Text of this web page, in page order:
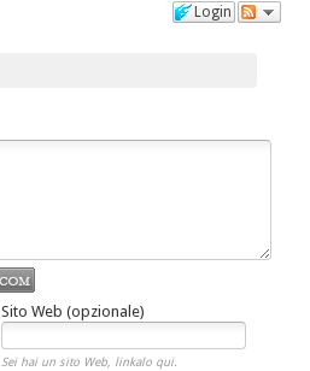
Login
Sito Web (opzionale)
Sei hai un sito Web, linkalo qui.